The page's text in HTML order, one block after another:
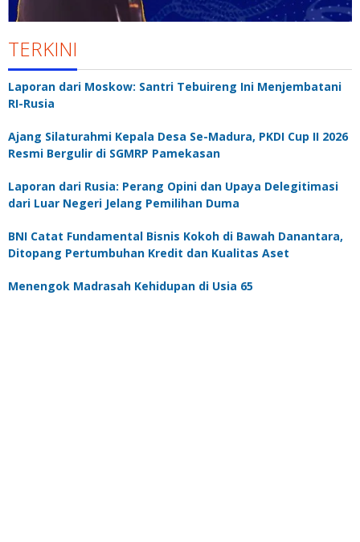
TERKINI
Laporan dari Moskow: Santri Tebuireng Ini Menjembatani
RI-Rusia
Ajang Silaturahmi Kepala Desa Se-Madura, PKDI Cup II 2026
Resmi Bergulir di SGMRP Pamekasan
Laporan dari Rusia: Perang Opini dan Upaya Delegitimasi
dari Luar Negeri Jelang Pemilihan Duma
BNI Catat Fundamental Bisnis Kokoh di Bawah Danantara,
Ditopang Pertumbuhan Kredit dan Kualitas Aset
Menengok Madrasah Kehidupan di Usia 65